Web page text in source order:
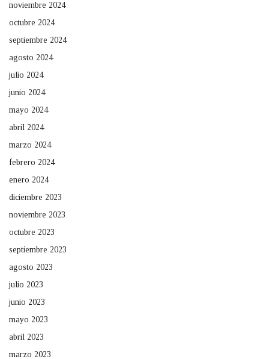
noviembre 2024
octubre 2024
septiembre 2024
agosto 2024
julio 2024
junio 2024
mayo 2024
abril 2024
marzo 2024
febrero 2024
enero 2024
diciembre 2023
noviembre 2023
octubre 2023
septiembre 2023
agosto 2023
julio 2023
junio 2023
mayo 2023
abril 2023
marzo 2023